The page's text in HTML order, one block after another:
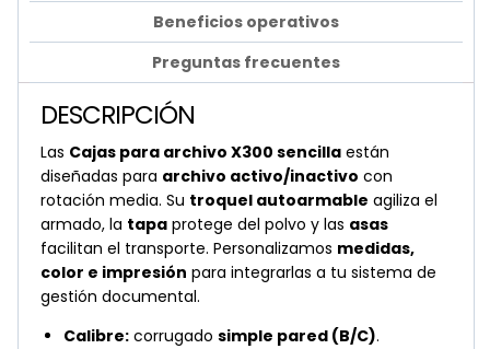
Beneficios operativos
Preguntas frecuentes
DESCRIPCIÓN
Las Cajas para archivo X300 sencilla están
diseñadas para archivo activo/inactivo con
rotación media. Su troquel autoarmable agiliza el
armado, la tapa protege del polvo y las asas
facilitan el transporte. Personalizamos medidas,
color e impresión para integrarlas a tu sistema de
gestión documental.
Calibre: corrugado simple pared (B/C).